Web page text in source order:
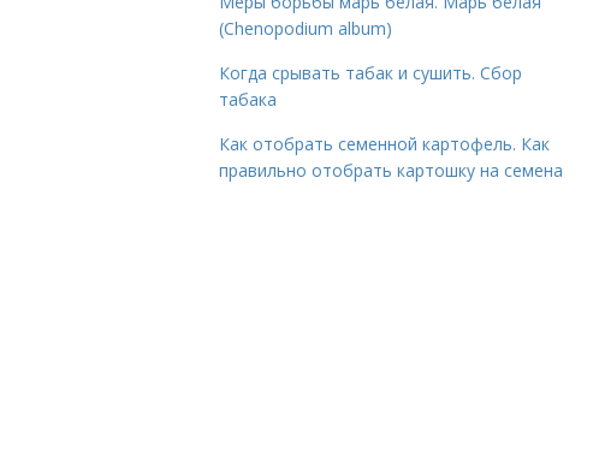
(Chenopodium album)
Когда срывать табак и сушить. Сбор
табака
Как отобрать семенной картофель. Как
правильно отобрать картошку на семена